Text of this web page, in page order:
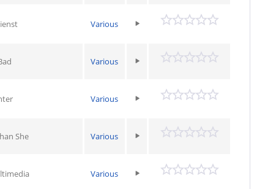
Various
Various
Various
She Various
Various